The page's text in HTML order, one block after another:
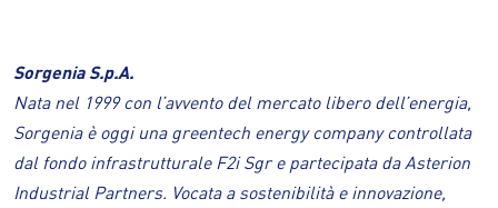
Sorgenia S.p.A.
Nata nel 1999 con l’avvento del mercato libero dell’energia,
Sorgenia è oggi una greentech energy company controllata
dal fondo infrastrutturale F2i Sgr e partecipata da Asterion
Industrial Partners. Vocata a sostenibilità e innovazione,